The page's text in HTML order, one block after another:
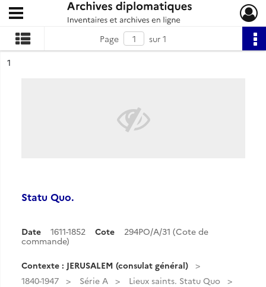
Archives diplomatiques
Ouvrir le menu déroulant
Page
sur 1
n°
1
Statu Quo.
Date 1611-1852 Cote
294PO/A/31 (Cote de
commande)
Contexte : JERUSALEM (consulat général)
1840-1947
Série A
Lieux saints. Statu Quo